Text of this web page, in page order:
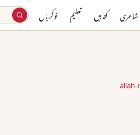
شاعری کتابیں تعلیم نوکریاں
allah-